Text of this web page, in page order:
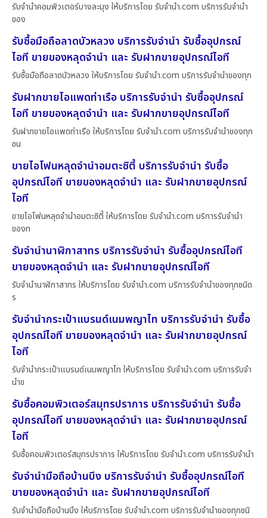
รับจำนำคอมพิวเตอร์บางละมุง ให้บริการโดย รับจํานํา.com บริการรับจำนำ
ของ
รับซื้อมือถือลาดบัวหลวง บริการรับจำนำ รับซื้ออุปกรณ์
ไอที ขายของหลุดจำนำ และ รับฝากขายอุปกรณ์ไอที
รับซื้อมือถือลาดบัวหลวง ให้บริการโดย รับจํานํา.com บริการรับจำนำของทุก
รับฝากขายไอแพดท่าเรือ บริการรับจำนำ รับซื้ออุปกรณ์
ไอที ขายของหลุดจำนำ และ รับฝากขายอุปกรณ์ไอที
รับฝากขายไอแพดท่าเรือ ให้บริการโดย รับจํานํา.com บริการรับจำนำของทุก
ชน
ขายไอโฟนหลุดจำนำอมตะซิตี้ บริการรับจำนำ รับซื้อ
อุปกรณ์ไอที ขายของหลุดจำนำ และ รับฝากขายอุปกรณ์
ไอที
ขายไอโฟนหลุดจำนำอมตะซิตี้ ให้บริการโดย รับจํานํา.com บริการรับจำนำ
ของท
รับจำนำนาฬิกาสาทร บริการรับจำนำ รับซื้ออุปกรณ์ไอที
ขายของหลุดจำนำ และ รับฝากขายอุปกรณ์ไอที
รับจำนำนาฬิกาสาทร ให้บริการโดย รับจํานํา.com บริการรับจำนำของทุกชนิด
ร
รับจำนำกระเป๋าแบรนด์เนมพญาไท บริการรับจำนำ รับซื้อ
อุปกรณ์ไอที ขายของหลุดจำนำ และ รับฝากขายอุปกรณ์
ไอที
รับจำนำกระเป๋าแบรนด์เนมพญาไท ให้บริการโดย รับจํานํา.com บริการรับจำ
นำข
รับซื้อคอมพิวเตอร์สมุทรปราการ บริการรับจำนำ รับซื้อ
อุปกรณ์ไอที ขายของหลุดจำนำ และ รับฝากขายอุปกรณ์
ไอที
รับซื้อคอมพิวเตอร์สมุทรปราการ ให้บริการโดย รับจํานํา.com บริการรับจำนำ
รับจำนำมือถือบ้านบึง บริการรับจำนำ รับซื้ออุปกรณ์ไอที
ขายของหลุดจำนำ และ รับฝากขายอุปกรณ์ไอที
รับจำนำมือถือบ้านบึง ให้บริการโดย รับจํานํา.com บริการรับจำนำของทุกชนิ